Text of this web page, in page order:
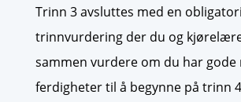
Trinn 3 avsluttes med en
trinnvurdering der du og
sammen vurdere om du har gode
ferdigheter til å begynne på trinn